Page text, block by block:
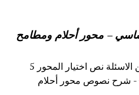
– محور أحلام ومطامح
شرح نص اختيار مع الاجابة عن الاسئلة نص اختيار المحور 5
- شرح نصوص محور أحلام